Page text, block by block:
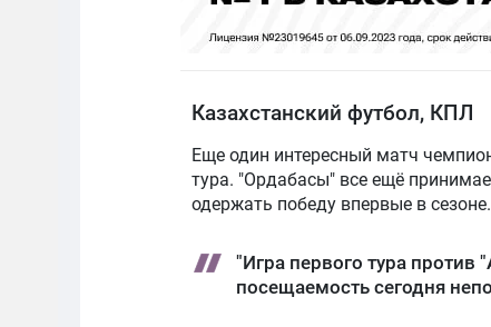
Казахстанский футбол, КПЛ
Еще один интересный матч
тура. "Ордабасы" все ещё
одержать победу впервые в сезоне.
"Игра первого тура против
посещаемость сегодня